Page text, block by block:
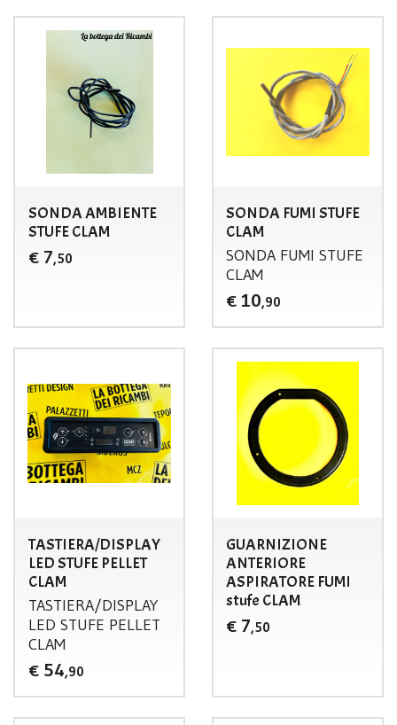
SONDA AMBIENTE
STUFE CLAM
€ 7,50
SONDA FUMI STUFE
CLAM
SONDA FUMI STUFE
CLAM
€ 10,90
TASTIERA/DISPLAY
LED STUFE PELLET
CLAM
TASTIERA/DISPLAY
LED STUFE PELLET
CLAM
€ 54,90
GUARNIZIONE
ANTERIORE
ASPIRATORE FUMI
stufe CLAM
€ 7,50